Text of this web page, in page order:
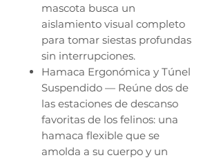
mascota busca un
aislamiento visual completo
para tomar siestas profundas
sin interrupciones.
Hamaca Ergonómica y Túnel
Suspendido — Reúne dos de
las estaciones de descanso
favoritas de los felinos: una
hamaca flexible que se
amolda a su cuerpo y un